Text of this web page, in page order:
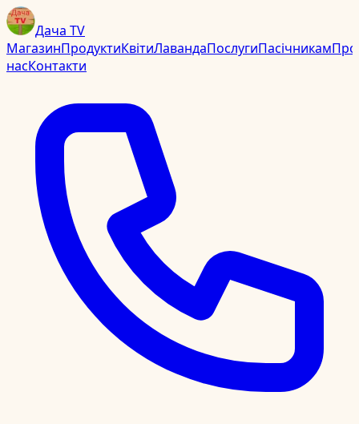
Дача TV
МагазинПродуктиКвітиЛавандаПослугиПасічникамПро
насКонтакти